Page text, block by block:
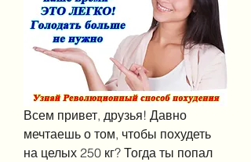
Всем привет, друзья! Давно
мечтаешь о том, чтобы похудеть
на целых 250 кг? Тогда ты попал